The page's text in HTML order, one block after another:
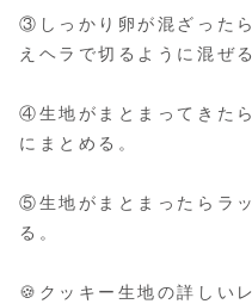
③しっかり卵が混ざった
えヘラで切るように混ぜる
④生地がまとまってきた
にまとめる。
⑤生地がまとまったらラ
る。
🍪クッキー生地の詳しい